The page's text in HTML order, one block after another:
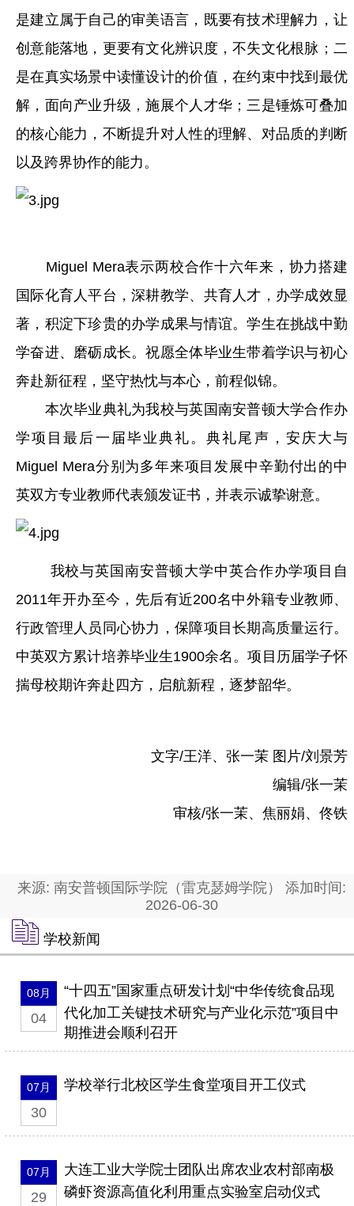
是建立属于自己的审美语言，既要有技术理解力，让
创意能落地，更要有文化辨识度，不失文化根脉；二
是在真实场景中读懂设计的价值，在约束中找到最优
解，面向产业升级，施展个人才华；三是锤炼可叠加
的核心能力，不断提升对人性的理解、对品质的判断
以及跨界协作的能力。
Miguel Mera表示两校合作十六年来，协力搭建
国际化育人平台，深耕教学、共育人才，办学成效显
著，积淀下珍贵的办学成果与情谊。学生在挑战中勤
学奋进、磨砺成长。祝愿全体毕业生带着学识与初心
奔赴新征程，坚守热忱与本心，前程似锦。
本次毕业典礼为我校与英国南安普顿大学合作办
学项目最后一届毕业典礼。典礼尾声，安庆大与
Miguel Mera分别为多年来项目发展中辛勤付出的中
英双方专业教师代表颁发证书，并表示诚挚谢意。
我校与英国南安普顿大学中英合作办学项目自
2011年开办至今，先后有近200名中外籍专业教师、
行政管理人员同心协力，保障项目长期高质量运行。
中英双方累计培养毕业生1900余名。项目历届学子怀
揣母校期许奔赴四方，启航新程，逐梦韶华。
文字/王洋、张一茉 图片/刘景芳
编辑/张一茉
审核/张一茉、焦丽娟、佟铁
来源: 南安普顿国际学院（雷克瑟姆学院） 添加时间:
2026-06-30
学校新闻
08月
04
“十四五”国家重点研发计划“中华传统食品现
代化加工关键技术研究与产业化示范”项目中
期推进会顺利召开
07月
30
学校举行北校区学生食堂项目开工仪式
07月
29
大连工业大学院士团队出席农业农村部南极
磷虾资源高值化利用重点实验室启动仪式